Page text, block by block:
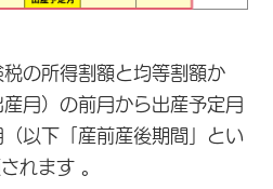
の所得割額と均等割額か
月）の前月から出産予定月
（以下「産前産後期間」とい
れます 。